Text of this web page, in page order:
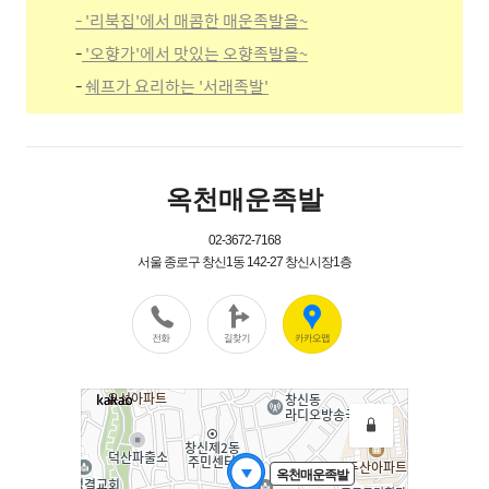
- '리북집'에서 매콤한 매운족발을~
-'오향가'에서 맛있는 오향족발을~
-쉐프가 요리하는 '서래족발'